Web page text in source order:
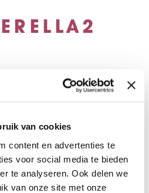
van cookies
content en advertenties te
voor social media te bieden
te analyseren. Ook delen we
van onze site met onze